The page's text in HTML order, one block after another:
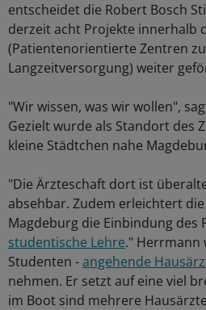
entscheidet die Robert Bosch
derzeit acht Projekte innerhalb
(Patientenorientierte Zentren
Langzeitversorgung) weiter
"Wir wissen, was wir wollen",
Gezielt wurde als Standort des
kleine Städtchen nahe
"Die Ärzteschaft dort ist
absehbar. Zudem erleichtert
Magdeburg die Einbindung des
studentische Lehre." Herrmann
Studenten -angehende
nehmen. Er setzt auf eine viel
im Boot sind mehrere